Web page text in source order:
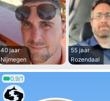
40 jaar
Nijmegen
55 jaar
Rozendaal
0.9/1